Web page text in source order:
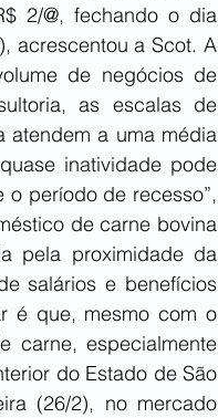
2/@, fechando o dia
acrescentou a Scot. A
de negócios de
as escalas de
atendem a uma média
inatividade pode
período de recesso”,
de carne bovina
pela proximidade da
salários e benefícios
é que, mesmo com o
carne, especialmente
do Estado de São
(26/2), no mercado